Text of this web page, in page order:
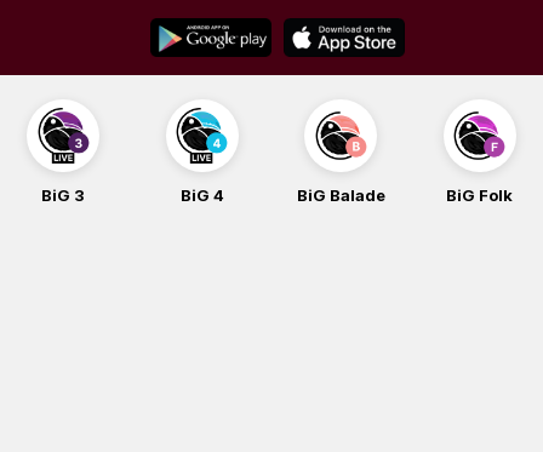
content
BiG 3 BiG 4 BiG Balade BiG Folk